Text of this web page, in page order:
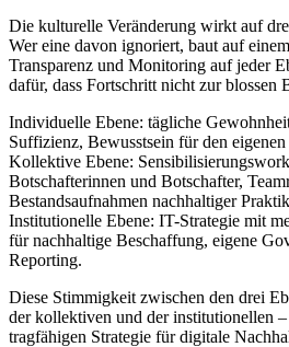
Die kulturelle Veränderung wirkt auf
Wer eine davon ignoriert, baut auf
Transparenz und Monitoring auf jeder
dafür, dass Fortschritt nicht zur blossen
Individuelle Ebene: tägliche
Suffizienz, Bewusstsein für den
Kollektive Ebene:
Botschafterinnen und Botschafter,
Bestandsaufnahmen nachhaltiger
Institutionelle Ebene: IT-Strategie mit
für nachhaltige Beschaffung, eigene
Reporting.
Diese Stimmigkeit zwischen den drei
der kollektiven und der institutionellen
tragfähigen Strategie für digitale